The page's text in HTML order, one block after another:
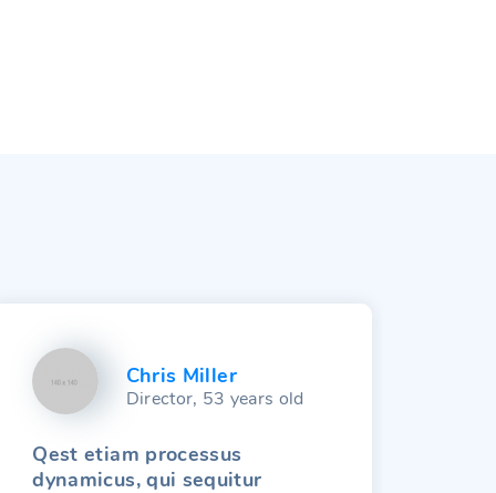
Chris Miller
Director, 53 years old
Qest etiam processus
dynamicus, qui sequitur